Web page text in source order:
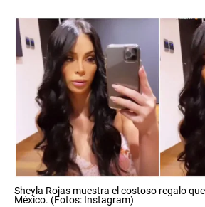
Sheyla Rojas muestra el costoso regalo
México. (Fotos: Instagram)